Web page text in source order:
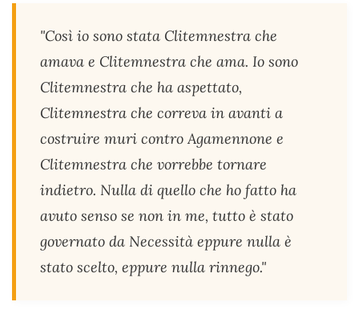
"Così io sono stata Clitemnestra che
amava e Clitemnestra che ama. Io sono
Clitemnestra che ha aspettato,
Clitemnestra che correva in avanti a
costruire muri contro Agamennone e
Clitemnestra che vorrebbe tornare
indietro. Nulla di quello che ho fatto ha
avuto senso se non in me, tutto è stato
governato da Necessità eppure nulla è
stato scelto, eppure nulla rinnego."